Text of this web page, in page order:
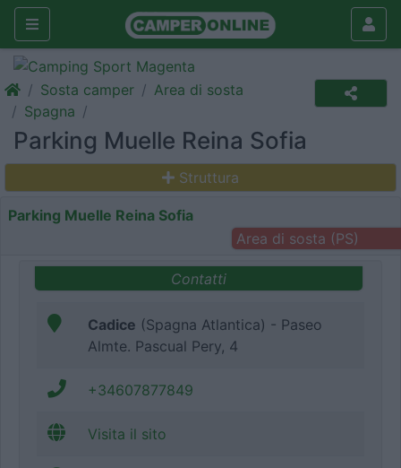
Sosta camper
Area di sosta
Spagna
Parking Muelle Reina Sofia
Struttura
Parking Muelle Reina Sofia
Area di sosta (PS)
Contatti
Cadice (Spagna Atlantica) - Paseo
Almte. Pascual Pery, 4
+34607877849
Visita il sito